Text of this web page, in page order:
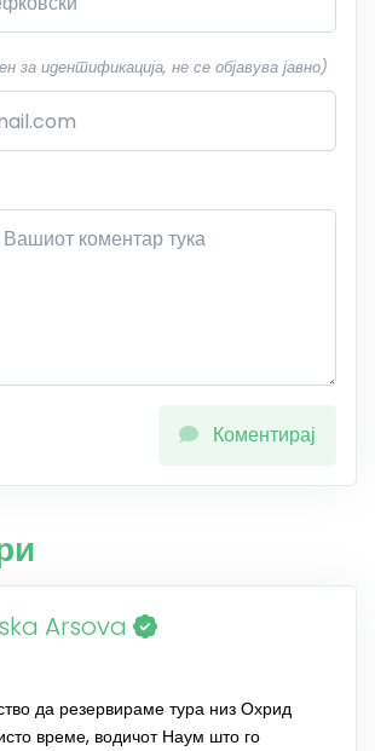
за идентификација, не се објавува јавно)
Коментирај
Arsova
да резервираме тура низ Охрид
време, водичот Наум што го